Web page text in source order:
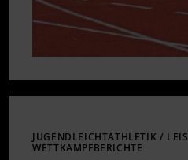
JUGENDLEICHTATHLETIK /
WETTKAMPFBERICHTE